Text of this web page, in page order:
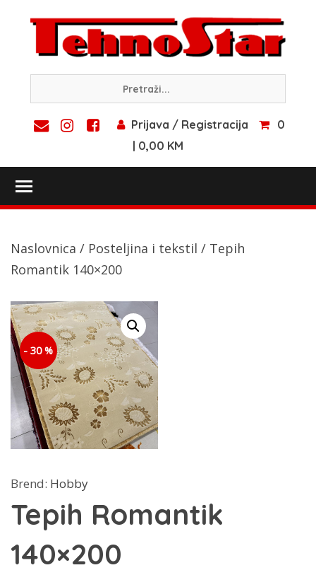
content
Prijava / Registracija
0
| 0,00 KM
Naslovnica / Posteljina i tekstil / Tepih
Romantik 140×200
- 30 %
Brend: Hobby
Tepih Romantik
140×200